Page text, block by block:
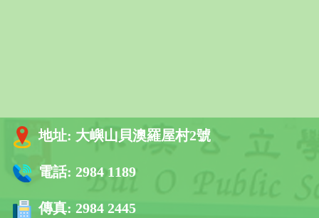
地址: 大嶼山貝澳羅屋村2號
電話: 2984 1189
傳真: 2984 2445